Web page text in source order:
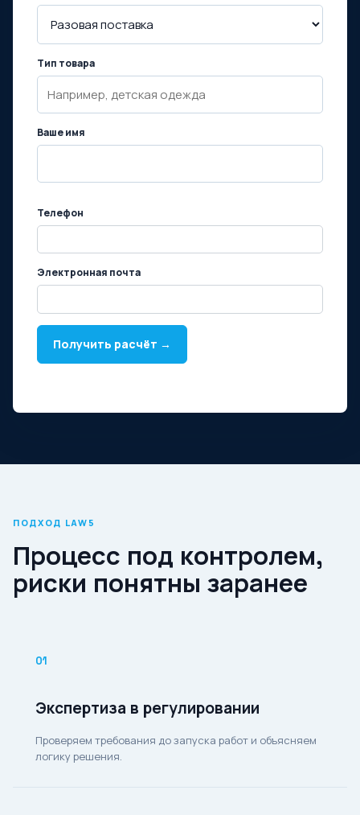
Тип товара
Ваше имя
Телефон
Электронная почта
Получить расчёт →
ПОДХОД LAW5
Процесс под контролем,
риски понятны заранее
01
Экспертиза в регулировании
Проверяем требования до запуска работ и объясняем
логику решения.